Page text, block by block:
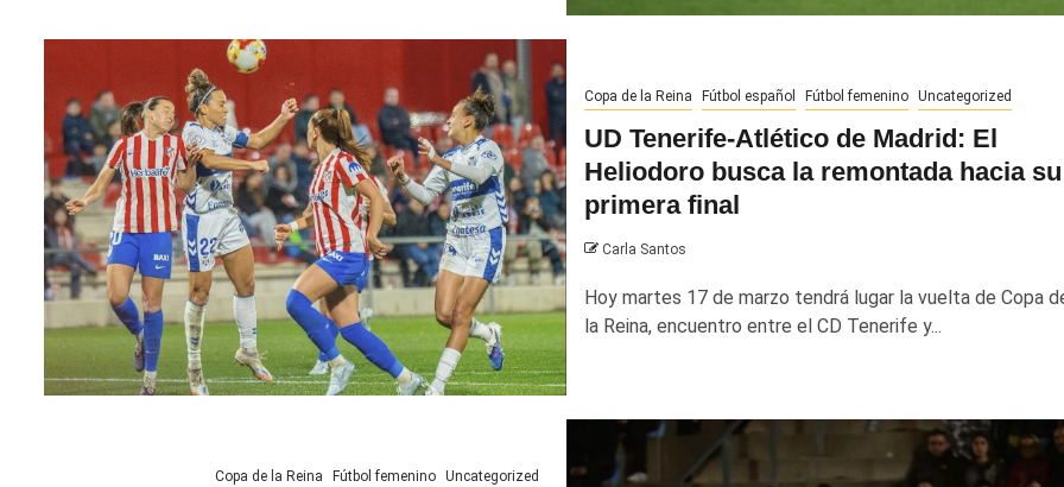
Copa de la Reina Fútbol español Fútbol femenino Uncategorized
UD Tenerife-Atlético de Madrid: El
Heliodoro busca la remontada hacia su
primera final
Carla Santos
Hoy martes 17 de marzo tendrá lugar la vuelta de Copa
la Reina, encuentro entre el CD Tenerife y...
Copa de la Reina Fútbol femenino Uncategorized